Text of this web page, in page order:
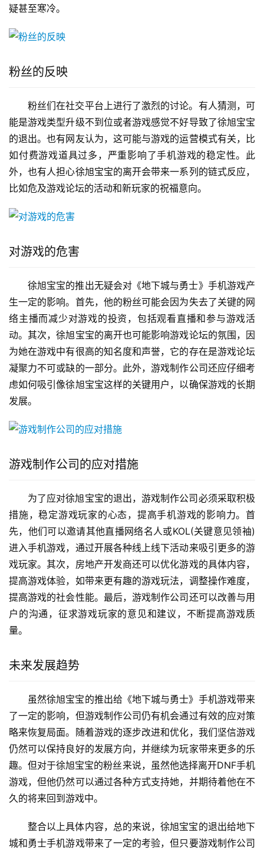
疑甚至寒冷。
粉丝的反映
粉丝们在社交平台上进行了激烈的讨论。有人猜测，可
能是游戏类型升级不到位或者游戏感觉不好导致了徐旭宝宝
的退出。也有网友认为，这可能与游戏的运营模式有关，比
如付费游戏道具过多，严重影响了手机游戏的稳定性。此
外，也有人担心徐旭宝宝的离开会带来一系列的链式反应，
比如危及游戏论坛的活动和新玩家的祝福意向。
对游戏的危害
徐旭宝宝的推出无疑会对《地下城与勇士》手机游戏产
生一定的影响。首先，他的粉丝可能会因为失去了关键的网
络主播而减少对游戏的投资，包括观看直播和参与游戏活
动。其次，徐旭宝宝的离开也可能影响游戏论坛的氛围，因
为她在游戏中有很高的知名度和声誉，它的存在是游戏论坛
凝聚力不可或缺的一部分。此外，游戏制作公司还应仔细考
虑如何吸引像徐旭宝宝这样的关键用户，以确保游戏的长期
发展。
游戏制作公司的应对措施
为了应对徐旭宝宝的退出，游戏制作公司必须采取积极
措施，稳定游戏玩家的心态，提高手机游戏的影响力。首
先，他们可以邀请其他直播网络名人或KOL(关键意见领袖)
进入手机游戏，通过开展各种线上线下活动来吸引更多的游
戏玩家。其次，房地产开发商还可以优化游戏的具体内容，
提高游戏体验，如带来更有趣的游戏玩法，调整操作难度，
提高游戏的社会性能。最后，游戏制作公司还可以改善与用
户的沟通，征求游戏玩家的意见和建议，不断提高游戏质
量。
未来发展趋势
虽然徐旭宝宝的推出给《地下城与勇士》手机游戏带来
了一定的影响，但游戏制作公司仍有机会通过有效的应对策
略来恢复局面。随着游戏的逐步改进和优化，我们坚信游戏
仍然可以保持良好的发展方向，并继续为玩家带来更多的乐
趣。但对于徐旭宝宝的粉丝来说，虽然他选择离开DNF手机
游戏，但他仍然可以通过各种方式支持她，并期待着他在不
久的将来回到游戏中。
整合以上具体内容，总的来说，徐旭宝宝的退出给地下
城和勇士手机游戏带来了一定的考验，但只要游戏制作公司